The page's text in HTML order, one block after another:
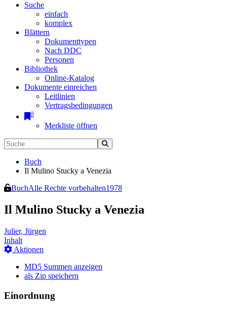
Suche
einfach
komplex
Blättern
Dokumenttypen
Nach DDC
Personen
Bibliothek
Online-Katalog
Dokumente einreichen
Leitlinien
Vertragsbedingungen
0
Merkliste öffnen
Buch
Il Mulino Stucky a Venezia
BuchAlle Rechte vorbehalten1978
Il Mulino Stucky a Venezia
Julier, Jürgen
Inhalt
Aktionen
MD5 Summen anzeigen
als Zip speichern
Einordnung